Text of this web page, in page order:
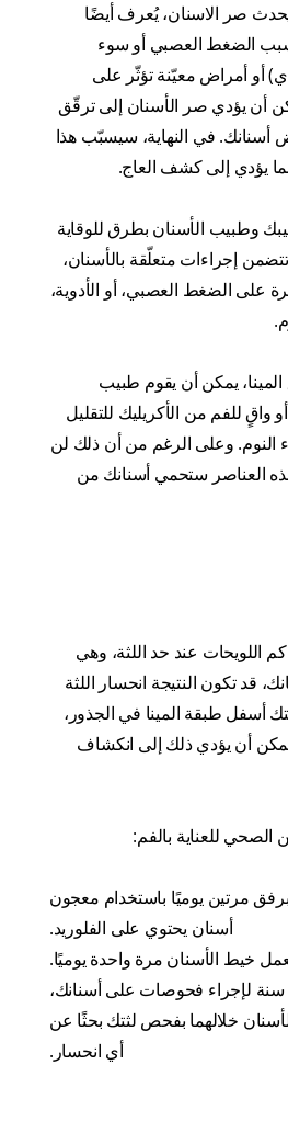
صر الاسنان، يُعرف أيضًا
الضغط العصبي أو سوء
أو أمراض معيّنة تؤثّر على
أن يؤدي صر الأسنان إلى ترقّق
في النهاية، سيسبّب هذا
يؤدي إلى كشف العاج.
وطبيب الأسنان بطرق للوقاية
إجراءات متعلّقة بالأسنان،
على الضغط العصبي، أو الأدوية،
يمكن أن يقوم طبيب
واقٍ للفم من الأكريليك للتقليل
النوم. وعلى الرغم من أن ذلك لن
العناصر ستحمي أسنانك من
اللويحات عند حد اللثة، وهي
قد تكون النتيجة انحسار اللثة
أسفل طبقة المينا في الجذور،
أن يؤدي ذلك إلى انكشاف
الصحي للعناية بالفم:
مرتين يوميًا باستخدام معجون
أسنان يحتوي على الفلوريد.
خيط الأسنان مرة واحدة يوميًا.
لإجراء فحوصات على أسنانك،
خلالهما بفحص لثتك بحثًا عن
أي انحسار.